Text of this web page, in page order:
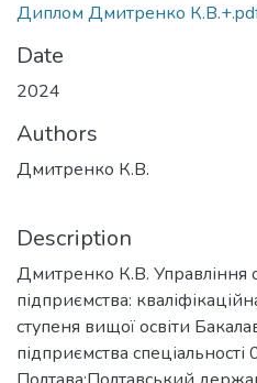
Диплом Дмитренко
Date
2024
Authors
Дмитренко К.В.
Description
Дмитренко К.В. Управління
підприємства:
ступеня вищої освіти
підприємства